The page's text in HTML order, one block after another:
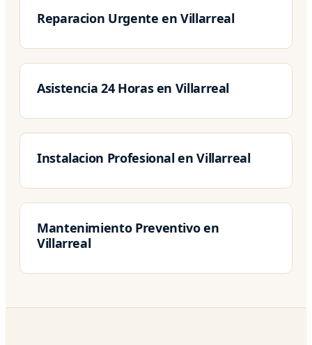
Reparacion Urgente en Villarreal
Asistencia 24 Horas en Villarreal
Instalacion Profesional en Villarreal
Mantenimiento Preventivo en
Villarreal